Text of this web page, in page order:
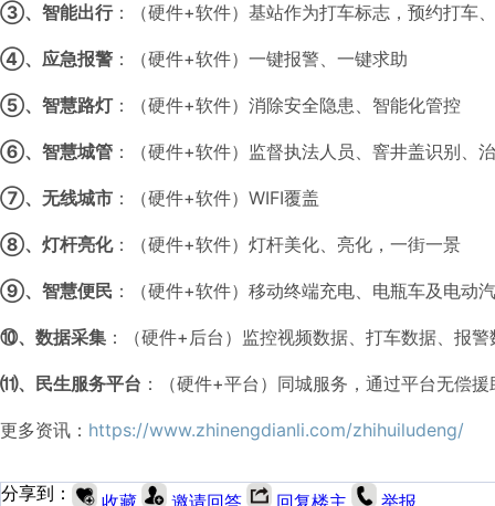
③、智能出行：（硬件+软件）基站作为打车标志，预约打车
④、应急报警 ：（硬件+软件）一键报警、一键求助
⑤、智慧路灯：（硬件+软件）消除安全隐患、智能化管控
⑥、智慧城管 ：（硬件+软件）监督执法人员、窨井盖识别、
⑦、无线城市 ：（硬件+软件）WIFI覆盖
⑧、灯杆亮化：（硬件+软件）灯杆美化、亮化，一街一景
⑨、智慧便民 ：（硬件+软件）移动终端充电、电瓶车及电动
⑩、数据采集 ：（硬件+后台）监控视频数据、打车数据、报
⑾、民生服务平台 ：（硬件+平台）同城服务，通过平台无偿
更多资讯： https://www.zhinengdianli.com/zhihuiludeng/
分享到： 收藏 邀请回答 回复楼主 举报